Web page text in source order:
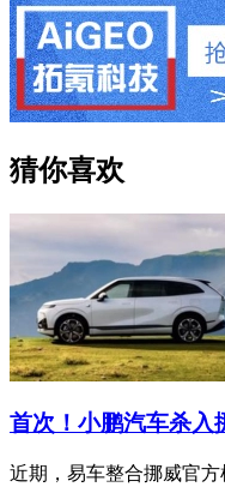
猜你喜欢
首次！小鹏汽车杀入
近期，易车整合挪威官